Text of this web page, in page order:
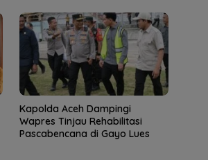
Kapolda Aceh Dampingi
Wapres Tinjau Rehabilitasi
Pascabencana di Gayo Lues